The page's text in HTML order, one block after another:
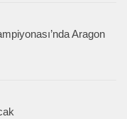
Aragon